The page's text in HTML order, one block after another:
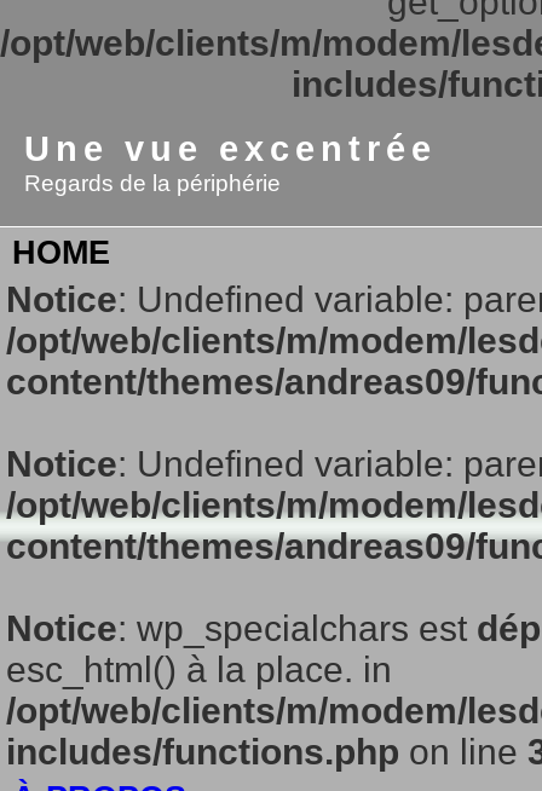
/opt/web/clients/m/modem/
includes/
Une vue excentrée
Regards de la périphérie
HOME
Notice: Undefined variable:
/opt/web/clients/m/modem/
content/themes/andreas09/
Notice: Undefined variable:
/opt/web/clients/m/modem/
content/themes/andreas09/
Notice: wp_specialchars est
esc_html() à la place. in
/opt/web/clients/m/modem/
includes/functions.php on line